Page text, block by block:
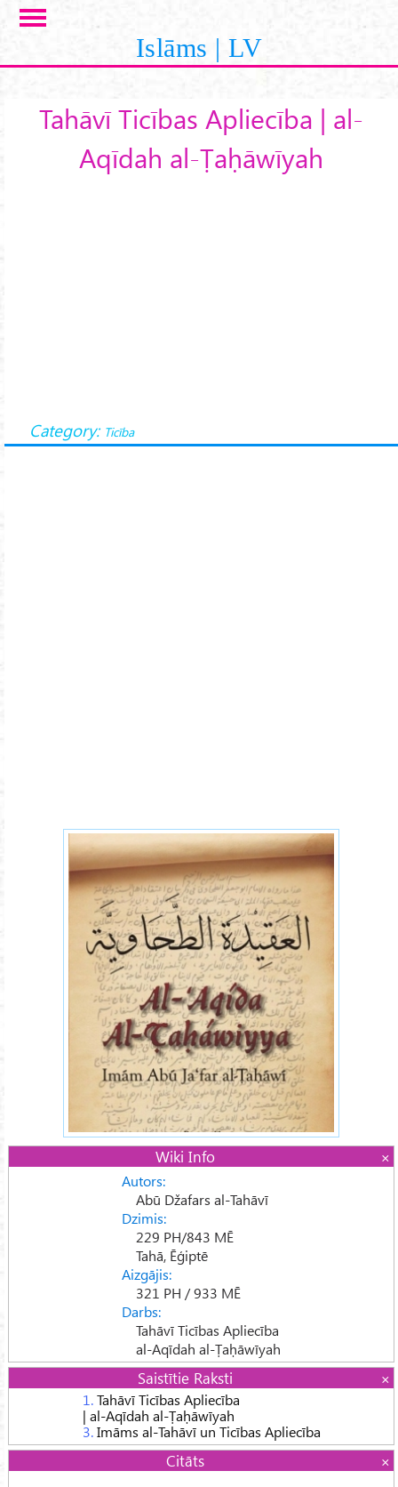
Skip to main content
Islāms | LV
Tahāvī Ticības Apliecība | al-
Aqīdah al-Ṭaḥāwīyah
Category: Ticība
Wiki Info
Autors:
Abū Džafars al-Tahāvī
Dzimis:
229 PH/843 MĒ
Tahā, Ēģiptē
Aizgājis:
321 PH / 933 MĒ
Darbs:
Tahāvī Ticības Apliecība
al-Aqīdah al-Ṭaḥāwīyah
Saistītie Raksti
1. Tahāvī Ticības Apliecība
| al-Aqīdah al-Ṭaḥāwīyah
3. Imāms al-Tahāvī un Ticības Apliecība
Citāts